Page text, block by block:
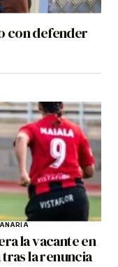
con defender
la vacante en
la renuncia